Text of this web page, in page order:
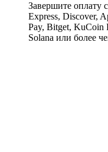
Завершите оплату
Express, Discover,
Pay, Bitget, KuCoin
Solana или более